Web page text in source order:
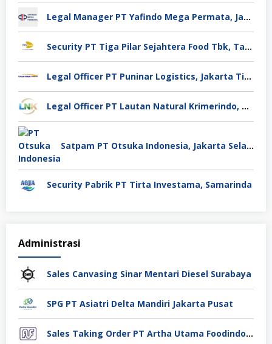
Legal Manager PT Yafindo Mega Permata, Jakarta Barat
Security PT Tiga Pilar Sejahtera Food Tbk, Tangerang
Legal Officer PT Puninar Logistics, Jakarta Timur
Legal Officer PT Lautan Natural Krimerindo, Mojokerto
Satpam PT Otsuka Indonesia, Jakarta Selatan
Security Pabrik PT Tirta Investama, Samarinda
Administrasi
Sales Canvasing Sinar Mentari Diesel Surabaya
SPG PT Asiatri Delta Mandiri Jakarta Pusat
Sales Taking Order PT Artha Utama Foodindo Tangerang